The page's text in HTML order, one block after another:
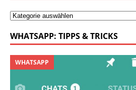
WHATSAPP: TIPPS & TRICKS
WHATSAPP